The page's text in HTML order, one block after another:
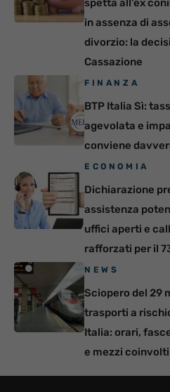
spetta all’ex
in assenza di
divorzio: la
Cassazione
FINANZA
BTP Italia Sì:
agevolata e
conviene
ECONOMIA
Dichiarazione
assistenza
uffici aperti e
rafforzati per il
NEWS
Sciopero del 29
trasporti a
Italia: orari,
e mezzi coinvolti